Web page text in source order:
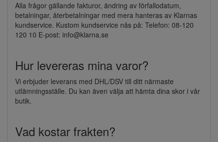
Alla frågor gällande fakturor, ändring av förfallodatum,
betalningar, återbetalningar med mera hanteras av Klarnas
kundservice. Kustom kundservice nås på: Telefon: 08-120
120 10 E-post: info@klarna.se
Hur levereras mina varor?
Vi erbjuder leverans med DHL/DSV till ditt närmaste
utlämningsställe. Du kan även välja att hämta dina skor i vår
butik.
Vad kostar frakten?